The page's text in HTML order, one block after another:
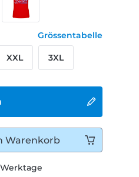
Grössentabelle
XXL 3XL
Warenkorb